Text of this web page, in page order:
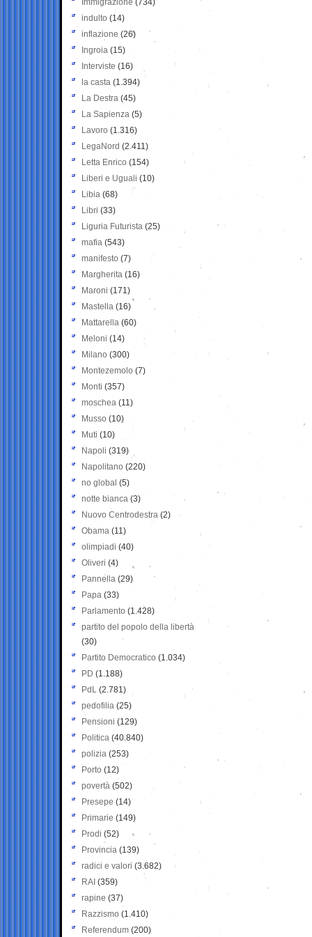
Immigrazione (734)
indulto (14)
inflazione (26)
Ingroia (15)
Interviste (16)
la casta (1.394)
La Destra (45)
La Sapienza (5)
Lavoro (1.316)
LegaNord (2.411)
Letta Enrico (154)
Liberi e Uguali (10)
Libia (68)
Libri (33)
Liguria Futurista (25)
mafia (543)
manifesto (7)
Margherita (16)
Maroni (171)
Mastella (16)
Mattarella (60)
Meloni (14)
Milano (300)
Montezemolo (7)
Monti (357)
moschea (11)
Musso (10)
Muti (10)
Napoli (319)
Napolitano (220)
no global (5)
notte bianca (3)
Nuovo Centrodestra (2)
Obama (11)
olimpiadi (40)
Oliveri (4)
Pannella (29)
Papa (33)
Parlamento (1.428)
partito del popolo della libertà
(30)
Partito Democratico (1.034)
PD (1.188)
PdL (2.781)
pedofilia (25)
Pensioni (129)
Politica (40.840)
polizia (253)
Porto (12)
povertà (502)
Presepe (14)
Primarie (149)
Prodi (52)
Provincia (139)
radici e valori (3.682)
RAI (359)
rapine (37)
Razzismo (1.410)
Referendum (200)